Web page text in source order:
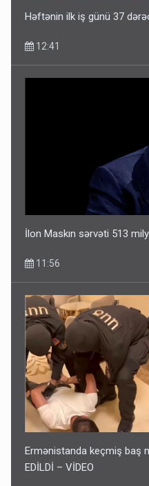
Həftənin ilk iş günü 37
12:41
İlon Maskın sərvəti 513
11:56
Ermənistanda keçmiş baş
EDİLDİ – VİDEO